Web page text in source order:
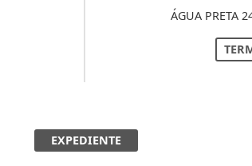
ÁGUA PRETA
EXPEDIENTE